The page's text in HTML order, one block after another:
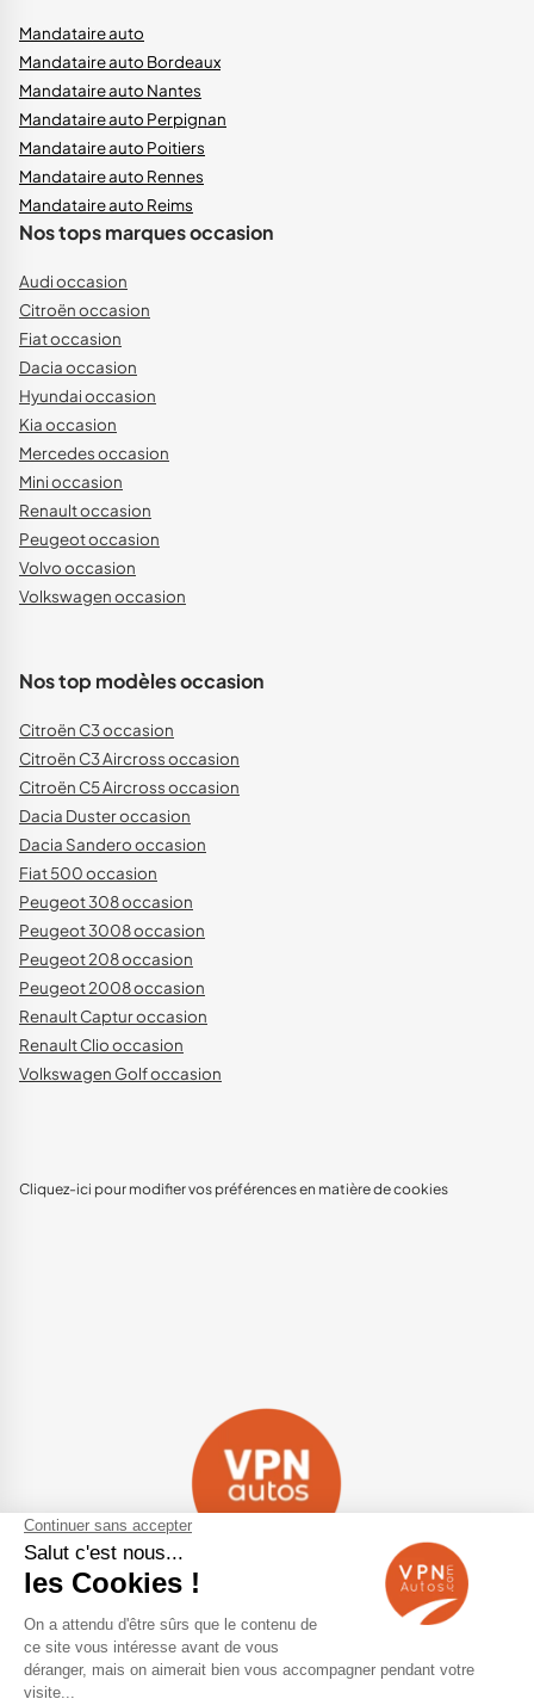
Mandataire auto
Mandataire auto Bordeaux
Mandataire auto Nantes
Mandataire auto Perpignan
Mandataire auto Poitiers
Mandataire auto Rennes
Mandataire auto Reims
Nos tops marques occasion
Audi occasion
Citroën occasion
Fiat occasion
Dacia occasion
Hyundai occasion
Kia occasion
Mercedes occasion
Mini occasion
Renault occasion
Peugeot occasion
Volvo occasion
Volkswagen occasion
Nos top modèles occasion
Citroën C3 occasion
Citroën C3 Aircross occasion
Citroën C5 Aircross occasion
Dacia Duster occasion
Dacia Sandero occasion
Fiat 500 occasion
Peugeot 308 occasion
Peugeot 3008 occasion
Peugeot 208 occasion
Peugeot 2008 occasion
Renault Captur occasion
Renault Clio occasion
Volkswagen Golf occasion
Cliquez-ici pour modifier vos préférences en matière de cookies
Navigation
Qui sommes-nous ?
Contactez-nous
VPN Autos Pro - Notre site de
Plan du site